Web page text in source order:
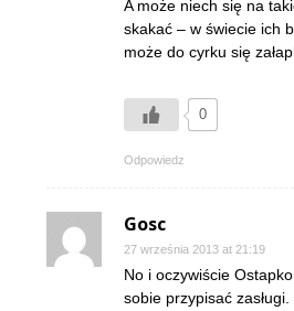
A może niech się na
skakać – w świecie ich
może do cyrku się
0
Odpowiedz
Gosc
27 września 2013 at 21:19
No i oczywiście
sobie przypisać